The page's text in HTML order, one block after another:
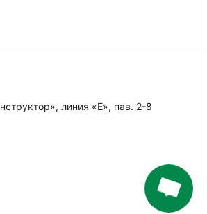
линия «Е», пав. 2-8